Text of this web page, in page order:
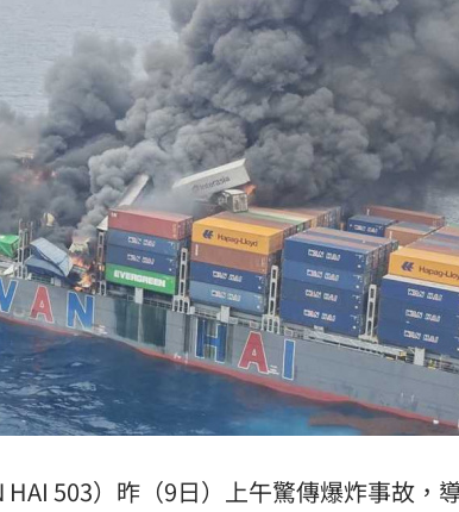
503）昨（9日）上午驚傳爆炸事故，